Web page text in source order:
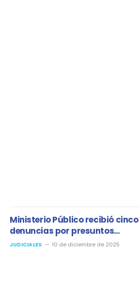
Ministerio Público recibió cinco
denuncias por presuntos
delitos electorales
JUDICIALES 10 de diciembre de 2025